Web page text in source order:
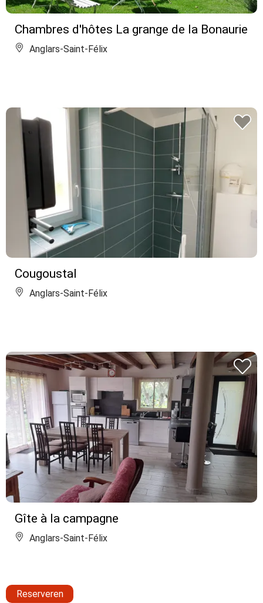
Chambres d'hôtes La grange de la Bonaurie
Anglars-Saint-Félix
Cougoustal
Anglars-Saint-Félix
Gîte à la campagne
Anglars-Saint-Félix
Reserveren